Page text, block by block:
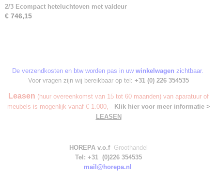
2/3 Ecompact heteluchtoven met valdeur
€ 746,15
De verzendkosten en btw worden pas in uw winkelwagen zichtbaar.
Voor vragen zijn wij bereikbaar op tel: +31 (0) 226 354535
Leasen (huur overeenkomst van 15 tot 60 maanden) van aparatuur of
meubels is mogenlijk vanaf € 1.000,-- Klik hier voor meer informatie >
LEASEN
HOREPA v.o.f Groothandel
Tel: +31 (0)226 354535
mail@horepa.nl